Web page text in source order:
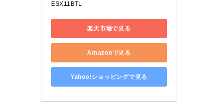
ESX11BTL
楽天市場で見る
Amazonで見る
Yahoo!ショッピングで見る